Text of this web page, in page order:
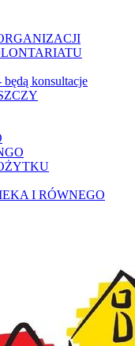
konsultacje
I RÓWNEGO